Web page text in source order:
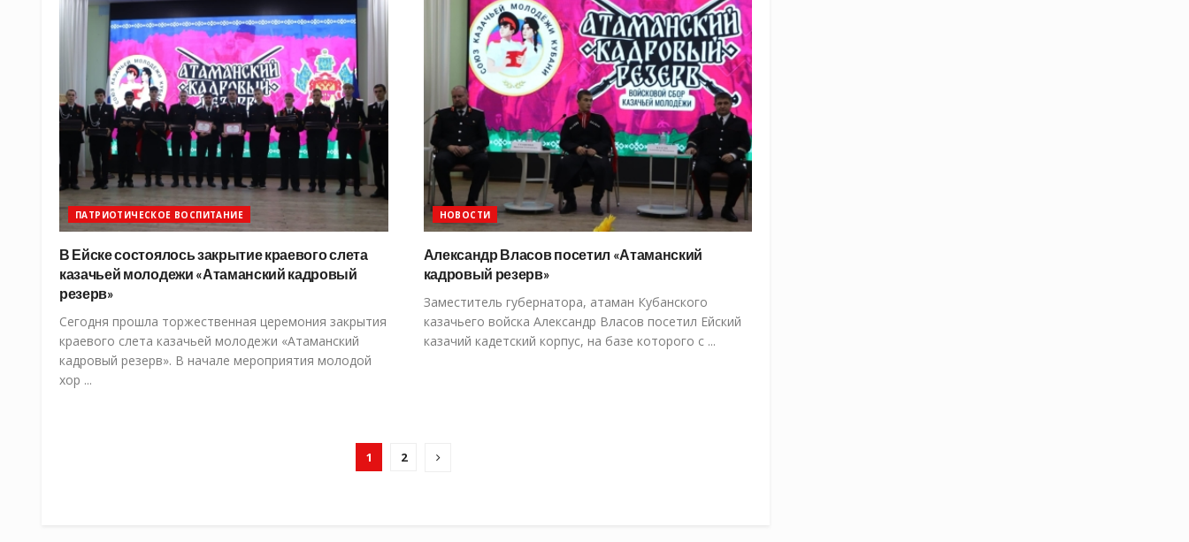
ПАТРИОТИЧЕСКОЕ ВОСПИТАНИЕ
В Ейске состоялось закрытие краевого слета
казачьей молодежи «Атаманский кадровый
резерв»
Сегодня прошла торжественная церемония закрытия
краевого слета казачьей молодежи «Атаманский
кадровый резерв». В начале мероприятия молодой
хор ...
НОВОСТИ
Александр Власов посетил «Атаманский
кадровый резерв»
Заместитель губернатора, атаман Кубанского
казачьего войска Александр Власов посетил Ейский
казачий кадетский корпус, на базе которого с ...
1 2